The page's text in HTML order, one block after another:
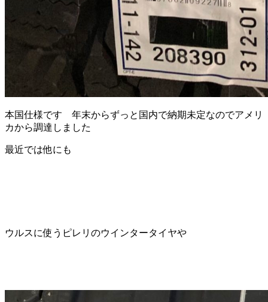
本国仕様です 年末からずっと国内で納期未定なのでアメリ
カから調達しました
最近では他にも
ウルスに使うピレリのウインタータイヤや